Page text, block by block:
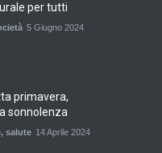
per tutti
5 Giugno 2024
primavera,
sonnolenza
, salute 14 Aprile 2024